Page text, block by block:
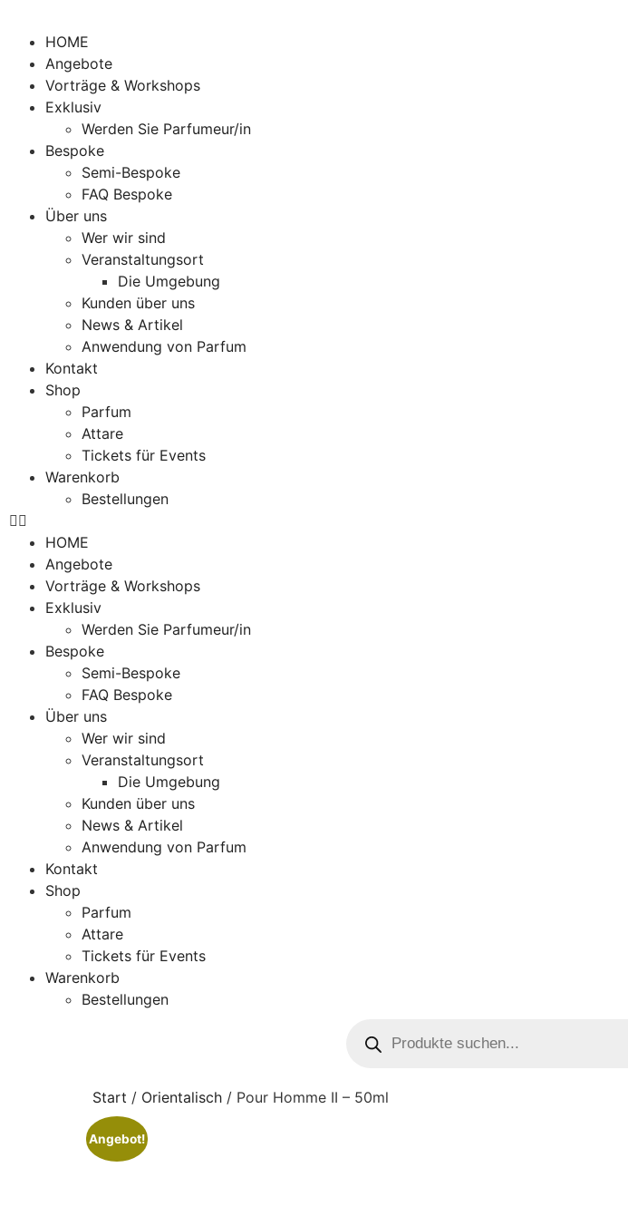
HOME
Angebote
Vorträge & Workshops
Exklusiv
Werden Sie Parfumeur/in
Bespoke
Semi-Bespoke
FAQ Bespoke
Über uns
Wer wir sind
Veranstaltungsort
Die Umgebung
Kunden über uns
News & Artikel
Anwendung von Parfum
Kontakt
Shop
Parfum
Attare
Tickets für Events
Warenkorb
Bestellungen
HOME
Angebote
Vorträge & Workshops
Exklusiv
Werden Sie Parfumeur/in
Bespoke
Semi-Bespoke
FAQ Bespoke
Über uns
Wer wir sind
Veranstaltungsort
Die Umgebung
Kunden über uns
News & Artikel
Anwendung von Parfum
Kontakt
Shop
Parfum
Attare
Tickets für Events
Warenkorb
Bestellungen
Start / Orientalisch / Pour Homme II – 50ml
Angebot!